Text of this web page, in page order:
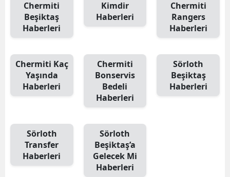
Chermiti
Beşiktaş
Haberleri
Kimdir
Haberleri
Chermiti
Rangers
Haberleri
Chermiti Kaç
Yaşında
Haberleri
Chermiti
Bonservis
Bedeli
Haberleri
Sörloth
Beşiktaş
Haberleri
Sörloth
Transfer
Haberleri
Sörloth
Beşiktaş’a
Gelecek Mi
Haberleri